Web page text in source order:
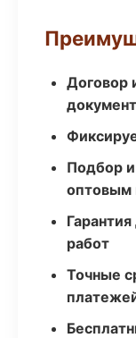
Договор
Подбор и
оптовым
работ
Точные